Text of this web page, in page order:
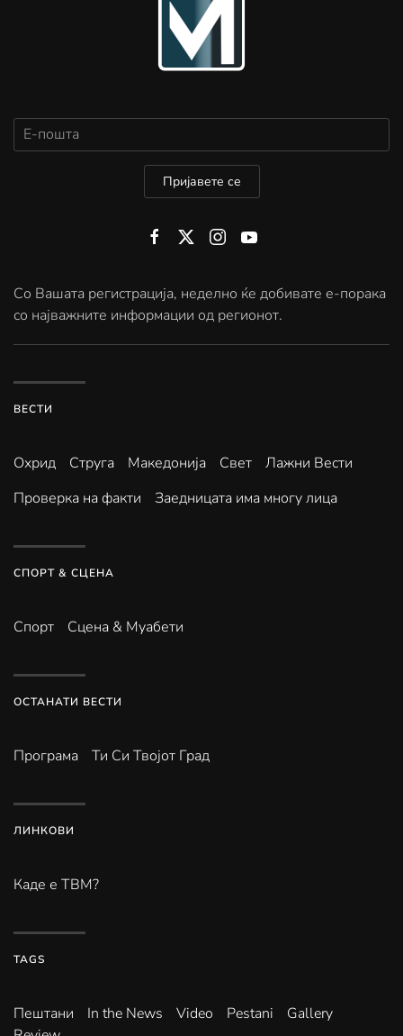
Пријавете се
Со Вашата регистрација, неделно ќе добивате е-порака
со најважните информации од регионот.
ВЕСТИ
Охрид Струга Македонија Свет
Лажни Вести
Проверка на факти
Заедницата има многу лица
СПОРТ & СЦЕНА
Спорт Сцена & Муабети
ОСТАНАТИ ВЕСТИ
Програма Ти Си Твојот Град
ЛИНКОВИ
Каде е ТВМ?
TAGS
Пештани In the News Video Pestani
Gallery